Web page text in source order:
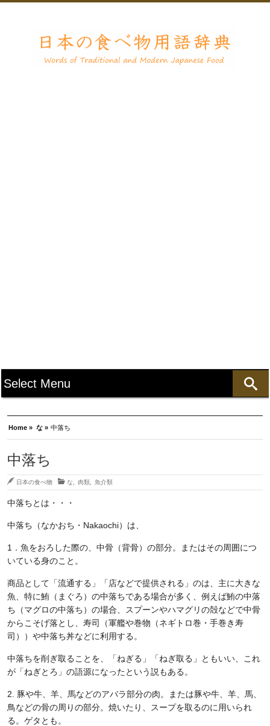
Home » な » 中落ち
中落ち
日本の食べ物 な 肉類 魚介類
中落ちとは・・・
中落ち（なかおち・Nakaochi）は、
1．魚をおろした際の、中骨（背骨）の部分。またはその周囲につ
いている身のこと。
商品として「流通する」「店などで提供される」のは、主に大きな
魚、特に鮪（まぐろ）の中落ちである場合が多く、例えば鮪の中落
ち（マグロの中落ち）の場合、スプーンやハマグリの殻などで中骨
からこそげ落とし、寿司（軍艦や巻物（ネギトロ巻・手巻き寿
司））や中落ち丼などに利用する。
中落ちを削ぎ取ることを、「ねぎる」「ねぎ取る」ともいい、これ
が「ねぎとろ」の語源になったという説もある。
2. 豚や牛、羊、馬などのアバラ部分の肉。または豚や牛、羊、馬、
鳥などの骨の周りの部分。焼いたり、スープを取るのに用いられ
る。ゲタとも。